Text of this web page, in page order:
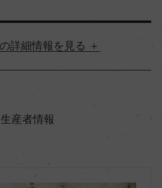
詳細情報
生産者情報